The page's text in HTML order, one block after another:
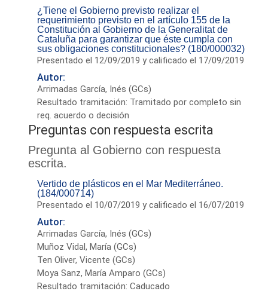
¿Tiene el Gobierno previsto realizar el
requerimiento previsto en el artículo 155 de la
Constitución al Gobierno de la Generalitat de
Cataluña para garantizar que éste cumpla con
sus obligaciones constitucionales? (180/000032)
Presentado el 12/09/2019 y calificado el 17/09/2019
Autor:
Arrimadas García, Inés (GCs)
Resultado tramitación: Tramitado por completo sin
req. acuerdo o decisión
Preguntas con respuesta escrita
Pregunta al Gobierno con respuesta
escrita.
Vertido de plásticos en el Mar Mediterráneo.
(184/000714)
Presentado el 10/07/2019 y calificado el 16/07/2019
Autor:
Arrimadas García, Inés (GCs)
Muñoz Vidal, María (GCs)
Ten Oliver, Vicente (GCs)
Moya Sanz, María Amparo (GCs)
Resultado tramitación: Caducado